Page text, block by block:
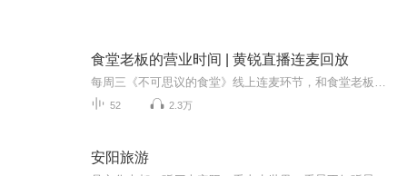
食堂老板的营业时间 | 黄锐直播连麦回放
52 2.3万
安阳旅游